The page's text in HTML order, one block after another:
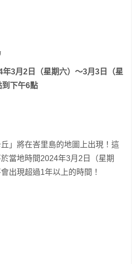
年3月 2 日（星期六）～3月 3 日（星
到下午6點
丘」將在峇里島的地圖上出現！這
當地時間2024年3月2日（星期
出現超過1年以上的時間！